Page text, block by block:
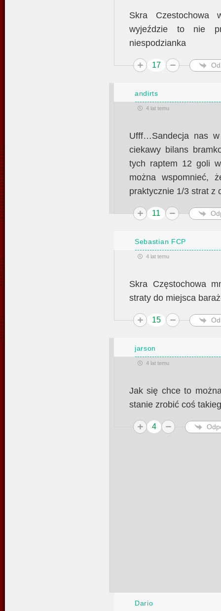
Skra
wyjeździe to nie
niespodzianka
17
andirts
4 lat temu
Ufff…Sandecja nas
ciekawy bilans
tych raptem 12 goli
można wspomnieć,
praktycznie 1/3 strat z
11
Sebastian FCP
4 lat temu
Skra Częstochowa
straty do miejsca
15
jarson
4 lat temu
Jak się chce to
stanie zrobić coś
4
Dario